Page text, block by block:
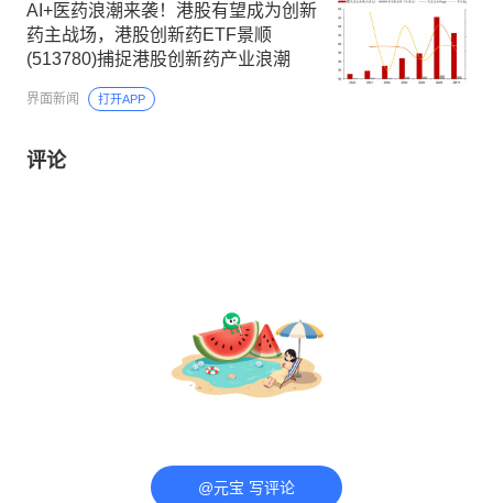
AI+医药浪潮来袭！港股有望成为创新
药主战场，港股创新药ETF景顺
(513780)捕捉港股创新药产业浪潮
界面新闻 打开APP
评论
@元宝 写评论